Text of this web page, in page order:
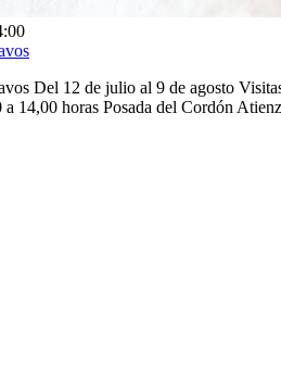
Del 12 de julio al 9 de agosto
14,00 horas Posada del Cordón